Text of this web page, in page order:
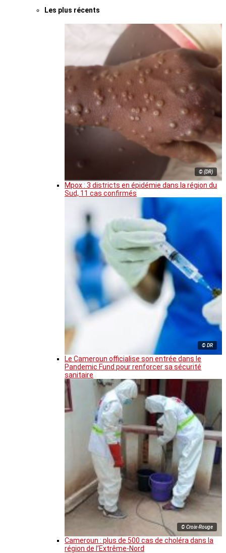
Les plus récents
© (DR)
Mpox : 3 districts en épidémie dans la région du
Sud, 11 cas confirmés
© DR
Le Cameroun officialise son entrée dans le
Pandemic Fund pour renforcer sa sécurité
sanitaire
© Croix-Rouge
Cameroun : plus de 500 cas de choléra dans la
région de l’Extrême-Nord